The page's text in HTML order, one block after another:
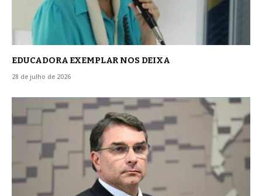
EDUCADORA EXEMPLAR NOS DEIXA
28 de julho de 2026